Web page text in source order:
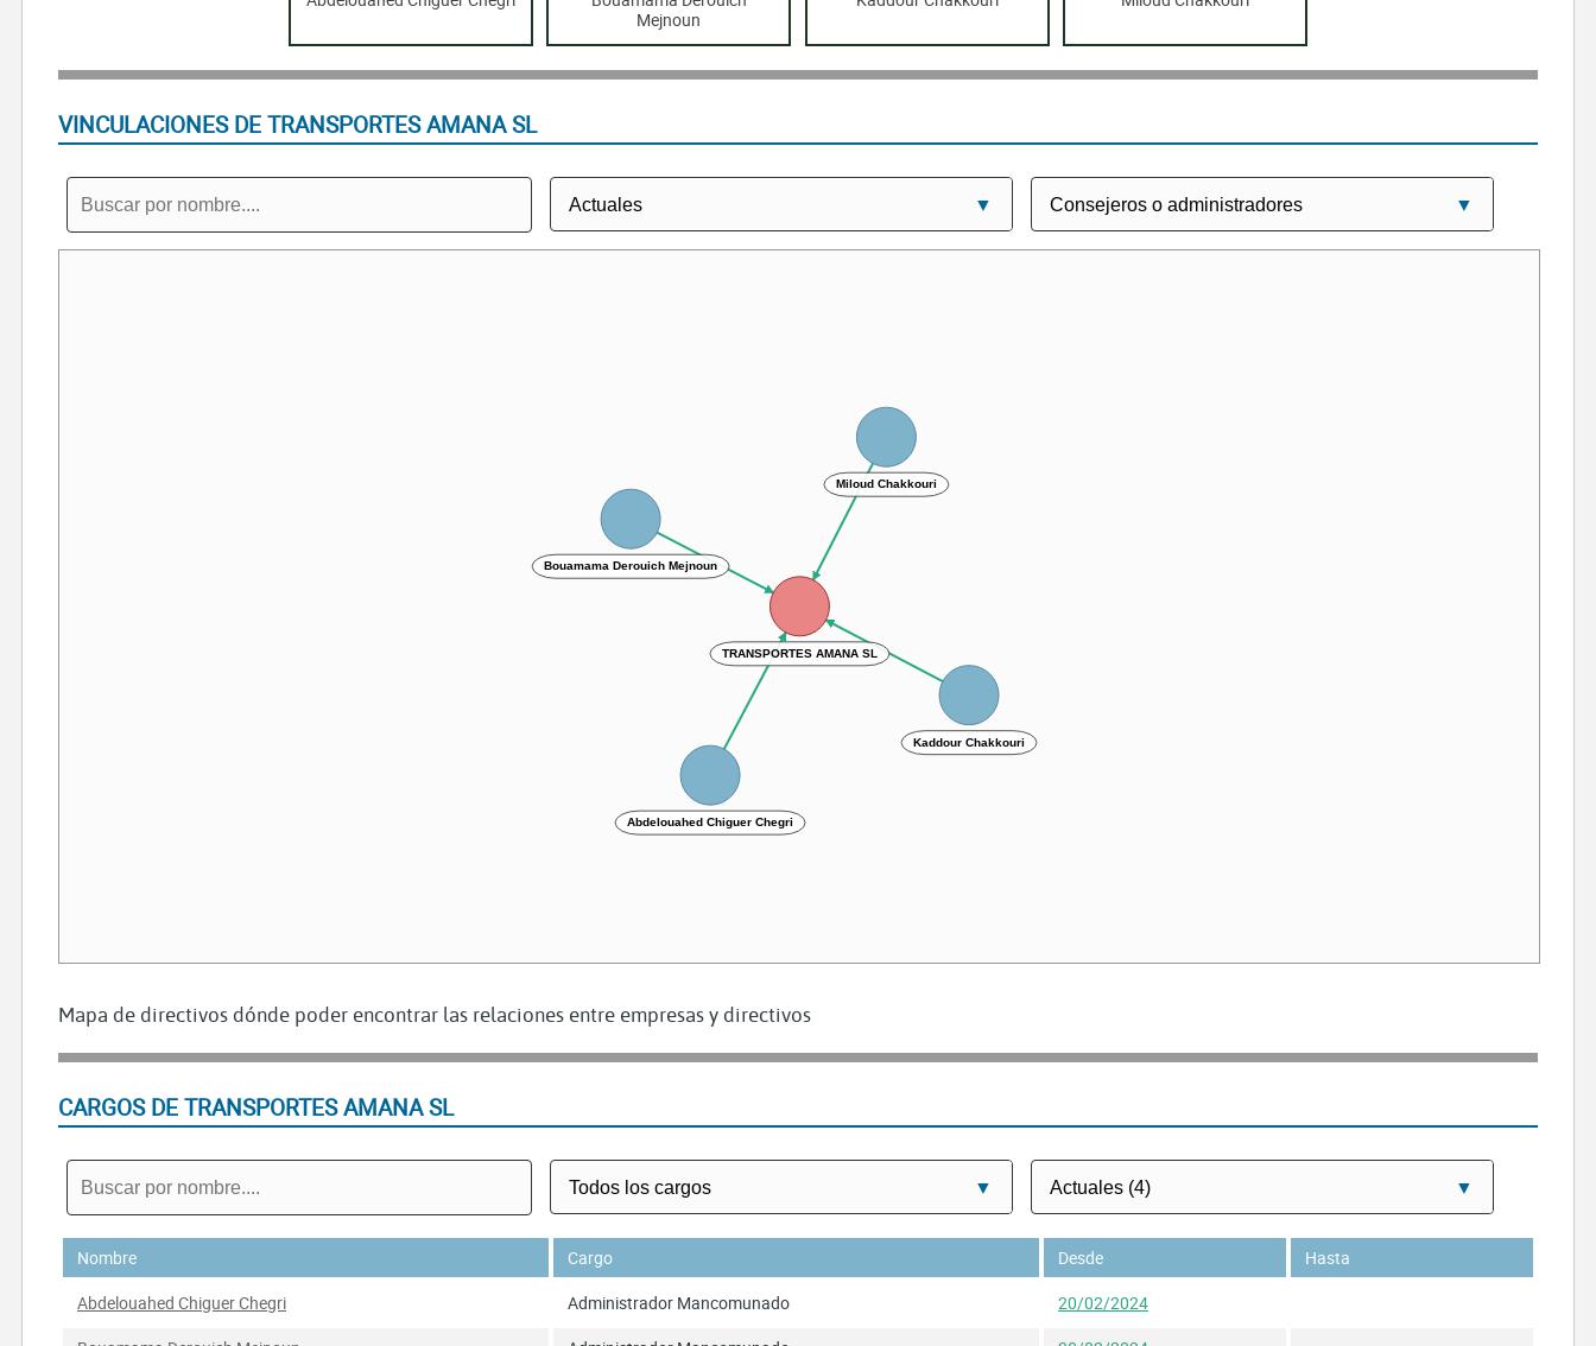
Mejnoun
VINCULACIONES DE TRANSPORTES AMANA SL
TRANSPORTES AMANA SL
Abdelouahed Chiguer Chegri
Miloud Chakkouri
Kaddour Chakkouri
Bouamama Derouich Mejnoun
Mapa de directivos dónde poder encontrar las relaciones entre empresas y directivos
CARGOS DE TRANSPORTES AMANA SL
Nombre Cargo Desde
Hasta
Abdelouahed Chiguer Chegri
Administrador Mancomunado
20/02/2024